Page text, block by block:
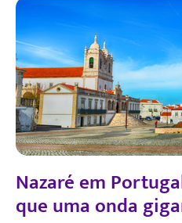
Nazaré em
que uma onda